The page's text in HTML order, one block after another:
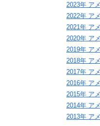
2023年 ア
2022年 ア
2021年 ア
2020年 ア
2019年 ア
2018年 ア
2017年 ア
2016年 ア
2015年 ア
2014年 ア
2013年 ア